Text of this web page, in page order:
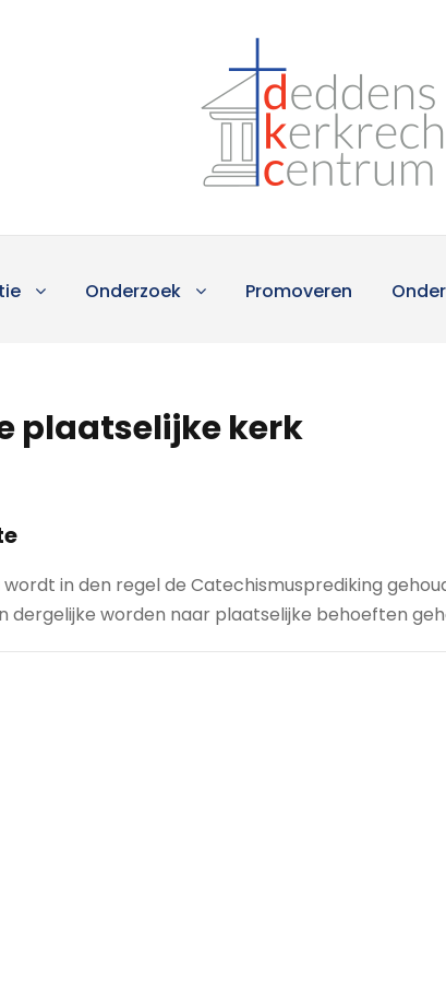
Onderzoek Promoveren
plaatselijke kerk
in den regel de Catechismusprediking
dergelijke worden naar plaatselijke behoeften